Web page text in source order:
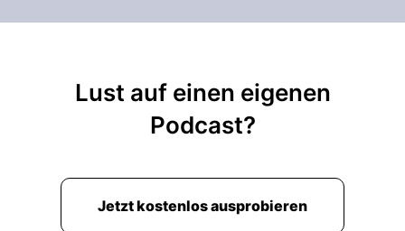
Lust auf einen eigenen
Podcast?
Jetzt kostenlos ausprobieren